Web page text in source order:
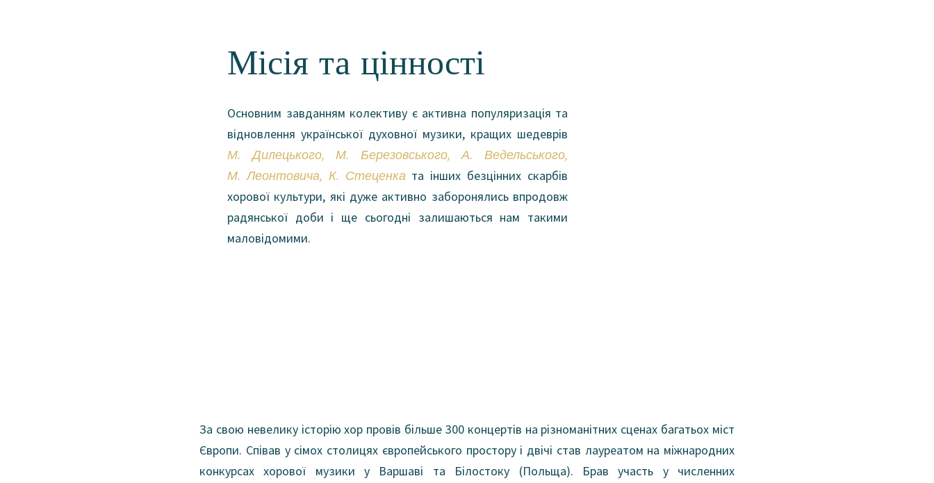
Місія та цінності
Основним завданням колективу є активна популяризація та
відновлення української духовної музики, кращих шедеврів
М. Дилецького, М. Березовського, А. Ведельського,
М. Леонтовича, К. Стеценката інших безцінних скарбів
хорової культури, які дуже активно заборонялись впродовж
радянської доби і ще сьогодні залишаються нам такими
маловідомими.
За свою невелику історію хор провів більше 300 концертів на різноманітних сценах багатьох міст
Європи. Співав у сімох столицях європейського простору і двічі став лауреатом на міжнародних
конкурсах хорової музики у Варшаві та Білостоку (Польща). Брав участь у численних